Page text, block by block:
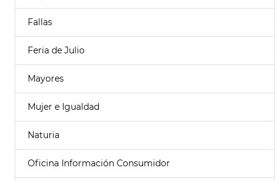
Fallas
Feria de Julio
Mayores
Mujer e Igualdad
Naturia
Oficina Información Consumidor